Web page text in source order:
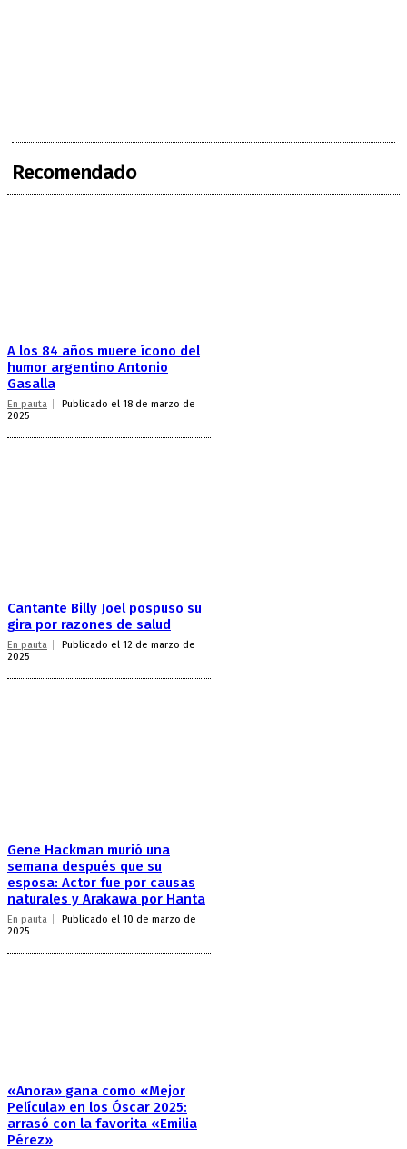
Recomendado
A los 84 años muere ícono del
humor argentino Antonio
Gasalla
En pauta
Publicado el 18 de marzo de
2025
Cantante Billy Joel pospuso su
gira por razones de salud
En pauta
Publicado el 12 de marzo de
2025
Gene Hackman murió una
semana después que su
esposa: Actor fue por causas
naturales y Arakawa por Hanta
En pauta
Publicado el 10 de marzo de
2025
«Anora» gana como «Mejor
Película» en los Óscar 2025:
arrasó con la favorita «Emilia
Pérez»